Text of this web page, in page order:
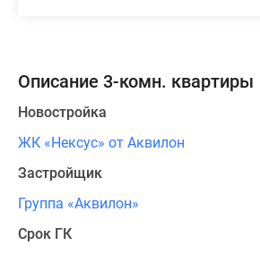
Описание 3-комн. квартиры
Новостройка
ЖК «Нексус» от Аквилон
Застройщик
Группа «Аквилон»
Срок ГК